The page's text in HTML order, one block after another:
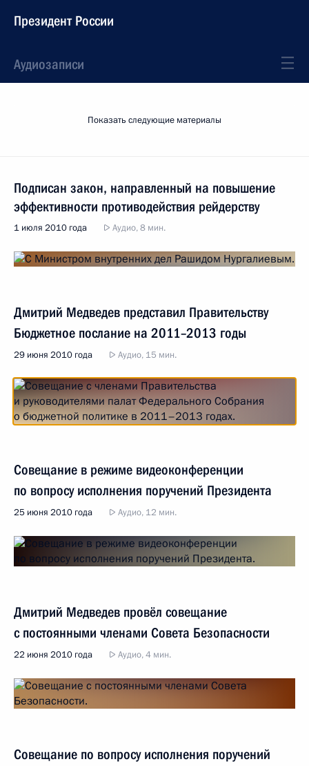
Президент России
Аудиозаписи
Показать следующие материалы
Подписан закон, направленный на повышение
эффективности противодействия рейдерству
1 июля 2010 года Аудио, 8 мин.
Дмитрий Медведев представил Правительству
Бюджетное послание на 2011–2013 годы
29 июня 2010 года Аудио, 15 мин.
Совещание в режиме видеоконференции
по вопросу исполнения поручений Президента
25 июня 2010 года Аудио, 12 мин.
Дмитрий Медведев провёл совещание
с постоянными членами Совета Безопасности
22 июня 2010 года Аудио, 4 мин.
Совещание по вопросу исполнения поручений